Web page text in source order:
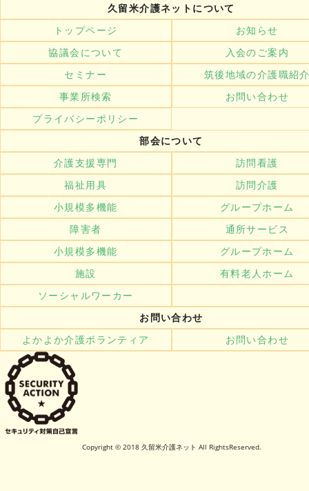
久留米介護ネットについて
トップページ
お知らせ
協議会について
入会のご案内
セミナー
筑後地域の介護職紹
事業所検索
お問い合わせ
プライバシーポリシー
部会について
介護支援専門
訪問看護
福祉用具
訪問介護
小規模多機能
グループホーム
障害者
通所サービス
小規模多機能
グループホーム
施設
有料老人ホーム
ソーシャルワーカー
お問い合わせ
よかよか介護ボランティア
お問い合わせ
Copyright © 2018 久留米介護ネット All RightsReserved.